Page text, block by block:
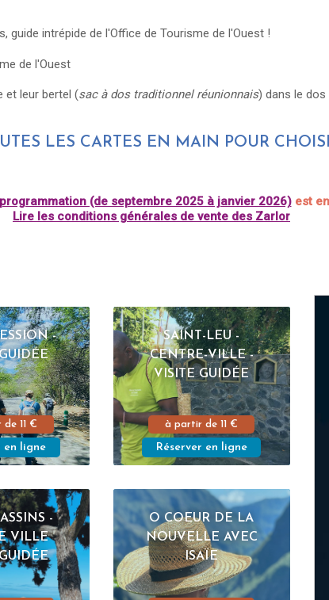
guide intrépide de l'Office de Tourisme de l'Ouest !
et leur bertel (sac à dos traditionnel réunionnais) dans le
LES CARTES EN MAIN POUR
(de septembre 2025 à janvier 2026)est
Lire les conditions générales de vente des Zarlor
-
de 11 €
en ligne
SAINT-LEU -
CENTRE-VILLE -
VISITE GUIDÉE
à partir de11 €
Réserver en ligne
-
VILLE
O COEUR DE LA
NOUVELLE AVEC
ISAÏE